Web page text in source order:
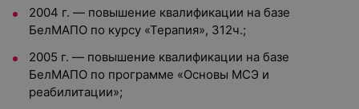
2004 г. — повышение квалификации на базе
БелМАПО по курсу «Терапия», 312ч.;
2005 г. — повышение квалификации на базе
БелМАПО по программе «Основы МСЭ и
реабилитации»;